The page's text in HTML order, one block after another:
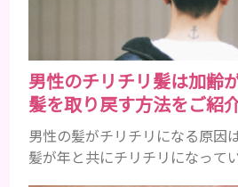
男性のチリチリ髪は加齢
髪を取り戻す方法をご紹
男性の髪がチリチリになる原因
髪が年と共にチリチリになって